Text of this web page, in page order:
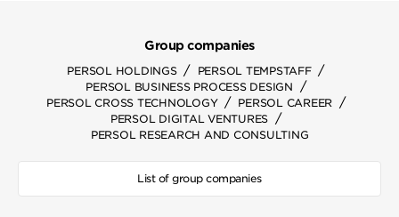
Group companies
PERSOL HOLDINGS / PERSOL TEMPSTAFF /
PERSOL BUSINESS PROCESS DESIGN /
PERSOL CROSS TECHNOLOGY / PERSOL CAREER /
PERSOL DIGITAL VENTURES /
PERSOL RESEARCH AND CONSULTING
List of group companies